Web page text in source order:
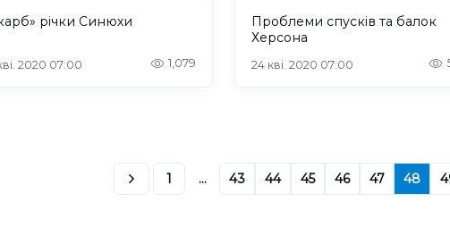
річки Синюхи
2020 07:00 1,079
Проблеми спусків та балок
Херсона
24 кві. 2020 07:00
1 ... 43 44 45 46 47 48